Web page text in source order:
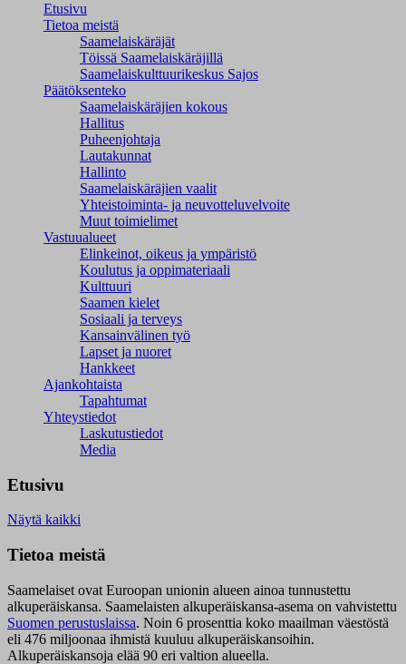
Etusivu
Tietoa meistä
Saamelaiskäräjät
Töissä Saamelaiskäräjillä
Saamelaiskulttuuri­keskus Sajos
Päätöksenteko
Saamelaiskäräjien kokous
Hallitus
Puheenjohtaja
Lautakunnat
Hallinto
Saamelaiskäräjien vaalit
Yhteistoiminta- ja neuvotteluvelvoite
Muut toimielimet
Vastuualueet
Elinkeinot, oikeus ja ympäristö
Koulutus ja oppimateriaali
Kulttuuri
Saamen kielet
Sosiaali ja terveys
Kansainvälinen työ
Lapset ja nuoret
Hankkeet
Ajankohtaista
Tapahtumat
Yhteystiedot
Laskutustiedot
Media
Etusivu
Näytä kaikki
Tietoa meistä
Saamelaiset ovat Euroopan unionin alueen ainoa tunnustettu
alkuperäiskansa. Saamelaisten alkuperäiskansa-asema on vahvistettu
Suomen perustuslaissa. Noin 6 prosenttia koko maailman väestöstä
eli 476 miljoonaa ihmistä kuuluu alkuperäiskansoihin.
Alkuperäiskansoja elää 90 eri valtion alueella.